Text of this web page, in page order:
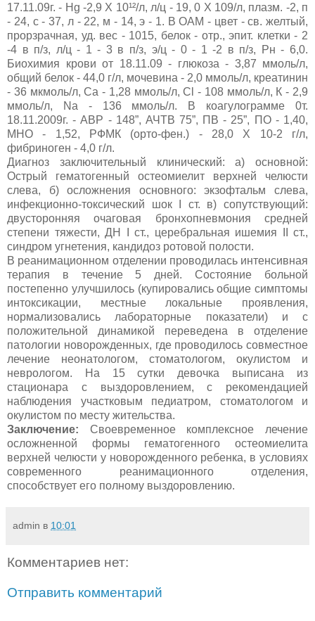
17.11.09г. - Нg -2,9 Х 10¹²/л, л/ц - 19, 0 Х 109/л, плазм. -2, п
- 24, с - 37, л - 22, м - 14, э - 1. В ОАМ - цвет - св. желтый,
прорзрачная, уд. вес - 1015, белок - отр., эпит. клетки - 2
-4 в п/з, л/ц - 1 - 3 в п/з, э/ц - 0 - 1 -2 в п/з, Рн - 6,0.
Биохимия крови от 18.11.09 - глюкоза - 3,87 ммоль/л,
общий белок - 44,0 г/л, мочевина - 2,0 ммоль/л, креатинин
- 36 мкмоль/л, Са - 1,28 ммоль/л, Сl - 108 ммоль/л, К - 2,9
ммоль/л, Na - 136 ммоль/л. В коагулограмме 0т.
18.11.2009г. - АВР - 148”, АЧТВ 75”, ПВ - 25”, ПО - 1,40,
МНО - 1,52, РФМК (орто-фен.) - 28,0 Х 10-2 г/л,
фибриноген - 4,0 г/л.
Диагноз заключительный клинический: а) основной:
Острый гематогенный остеомиелит верхней челюсти
слева, б) осложнения основного: экзофтальм слева,
инфекционно-токсический шок I ст. в) сопутствующий:
двусторонняя очаговая бронхопневмония средней
степени тяжести, ДН I ст., церебральная ишемия II ст.,
синдром угнетения, кандидоз ротовой полости.
В реанимационном отделении проводилась интенсивная
терапия в течение 5 дней. Состояние больной
постепенно улучшилось (купировались общие симптомы
интоксикации, местные локальные проявления,
нормализовались лабораторные показатели) и с
положительной динамикой переведена в отделение
патологии новорожденных, где проводилось совместное
лечение неонатологом, стоматологом, окулистом и
неврологом. На 15 сутки девочка выписана из
стационара с выздоровлением, с рекомендацией
наблюдения участковым педиатром, стоматологом и
окулистом по месту жительства.
Заключение: Своевременное комплексное лечение
осложненной формы гематогенного остеомиелита
верхней челюсти у новорожденного ребенка, в условиях
современного реанимационного отделения,
способствует его полному выздоровлению.
admin в 10:01
Комментариев нет:
Отправить комментарий